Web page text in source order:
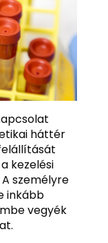
háttér
kezelési
személyre
inkább
vegyék